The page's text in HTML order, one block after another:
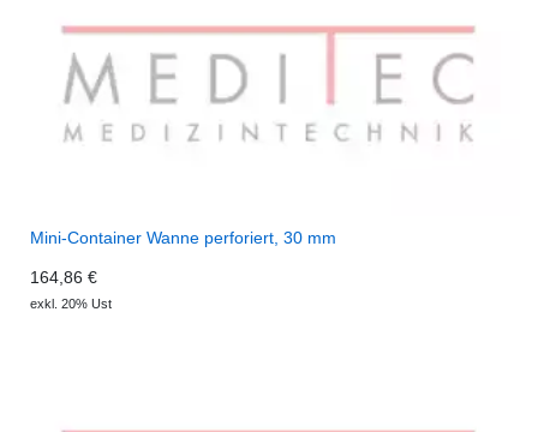
Mini-Container Wanne perforiert, 30 mm
164,86 €
exkl. 20% Ust